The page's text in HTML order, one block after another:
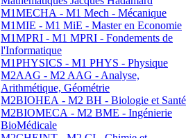
M1MECHA - M1 Mech - Mécanique
M1MIE - M1 MiE - Master en Economie
M1MPRI - M1 MPRI - Fondements de
l'Informatique
M1PHYSICS - M1 PHYS - Physique
M2AAG - M2 AAG - Analyse,
Arithmétique, Géométrie
M2BIOHEA - M2 BH - Biologie et Santé
M2BIOMECA - M2 BME - Ingénierie
BioMédicale